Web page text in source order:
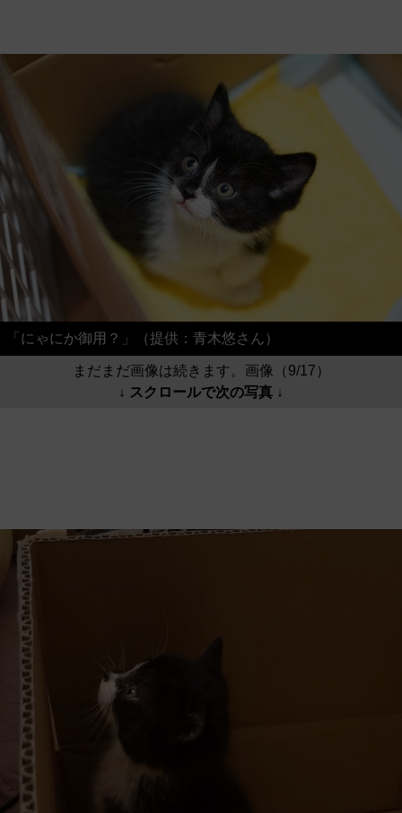
「にゃにか御用？」（提供：青木悠さん）
まだまだ画像は続きます。画像（9/17）
↓ スクロールで次の写真 ↓